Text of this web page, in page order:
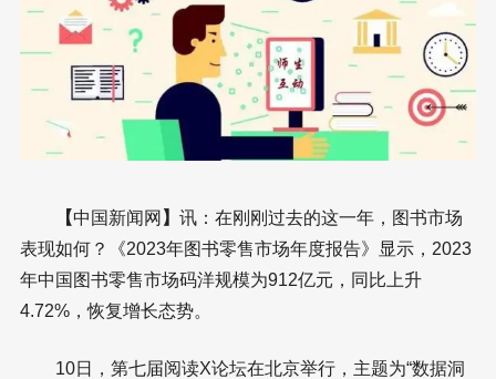
【中国新闻网 】 讯：在刚刚过去的这一年，图书市场
表现如何？《2023年图书零售市场年度报告》显示，2023
年中国图书零售市场码洋规模为912亿元，同比上升
4.72%，恢复增长态势。
10日，第七届阅读X论坛在北京举行，主题为“数据洞